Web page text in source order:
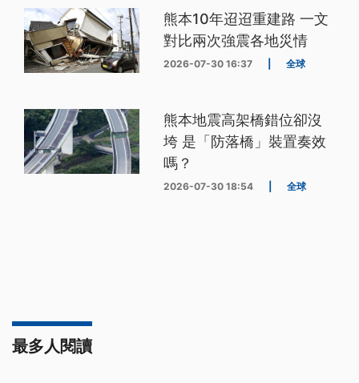
熊本10年迢迢重建路 一文
對比兩次強震各地災情
2026-07-30 16:37 全球
熊本地震高架橋錯位卻沒
垮 是「防落橋」裝置奏效
嗎？
2026-07-30 18:54 全球
最多人閱讀